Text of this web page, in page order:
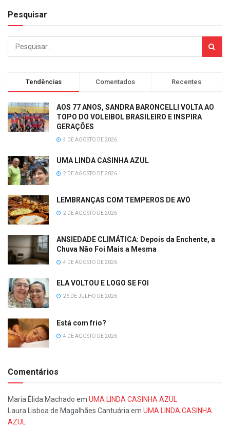
Pesquisar
Tendências Comentados Recentes
AOS 77 ANOS, SANDRA BARONCELLI VOLTA AO
TOPO DO VOLEIBOL BRASILEIRO E INSPIRA
GERAÇÕES
4 DE AGOSTO DE 2026
UMA LINDA CASINHA AZUL
2 DE AGOSTO DE 2026
LEMBRANÇAS COM TEMPEROS DE AVÓ
2 DE AGOSTO DE 2026
ANSIEDADE CLIMÁTICA: Depois da Enchente, a
Chuva Não Foi Mais a Mesma
4 DE AGOSTO DE 2026
ELA VOLTOU E LOGO SE FOI
26 DE JULHO DE 2026
Está com frio?
4 DE AGOSTO DE 2026
Comentários
Maria Élida Machado em UMA LINDA CASINHA AZUL
Laura Lisboa de Magalhães Cantuária em UMA LINDA CASINHA
AZUL